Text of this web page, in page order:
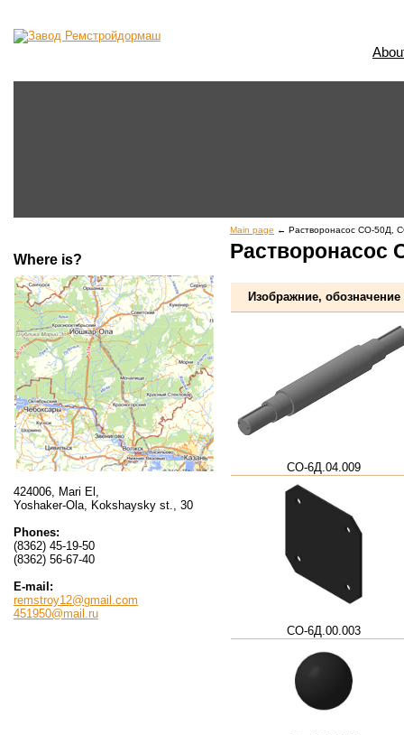
Where is?
424006, Mari El,
Yoshaker-Ola, Kokshaysky st., 30
Phones:
(8362) 45-19-50
(8362) 56-67-40
E-mail:
remstroy12@gmail.com
451950@mail.ru
Main page ← Растворонасос СО-50Д,
Изображние, обозначение
СО-6Д.04.009
СО-6Д.00.003